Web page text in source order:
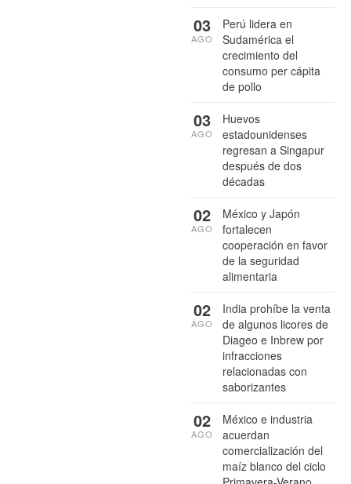
Perú lidera en
Sudamérica el
crecimiento del
consumo per cápita
de pollo
03
AGO
Huevos
estadounidenses
regresan a Singapur
después de dos
décadas
03
AGO
México y Japón
fortalecen
cooperación en favor
de la seguridad
alimentaria
02
AGO
India prohíbe la venta
de algunos licores de
Diageo e Inbrew por
infracciones
relacionadas con
saborizantes
02
AGO
México e industria
acuerdan
comercialización del
maíz blanco del ciclo
02
AGO